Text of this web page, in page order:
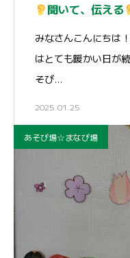
聞いて、伝える
みなさんこんにちは
はとても暖かい日が
そび…
2025.01.25
あそび場☆まなび場